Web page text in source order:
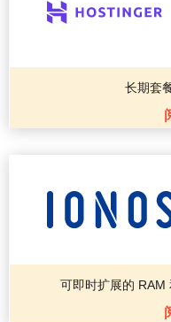
长期套
可即时扩展的 RAM